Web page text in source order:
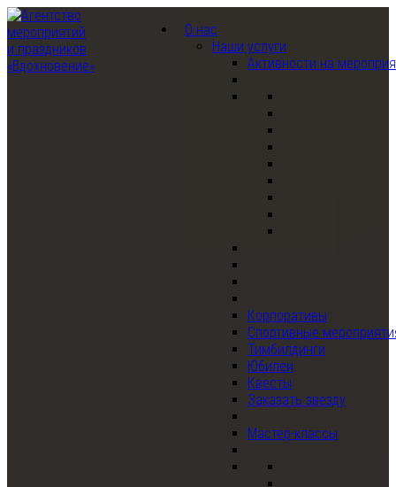
О нас
Наши услуги
Активности на
Корпоративы
Спортивные
Тимбилдинги
Юбилеи
Квесты
Заказать звезду
Мастер-классы